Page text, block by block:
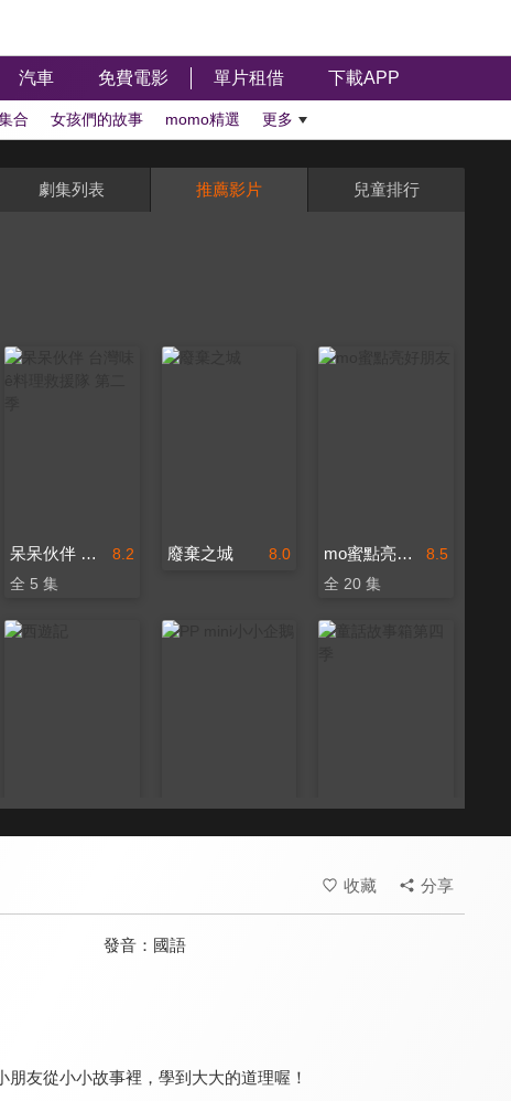
汽車 免費電影 單片租借 下載APP
合 女孩們的故事 momo精選 更多
劇集列表 推薦影片 兒童排行
8.2
呆呆伙伴 台灣味ê料理救援隊 第二季
全 5 集
8.0
廢棄之城 8.5
mo蜜點亮好朋友
全 20 集
收藏 分享
發音： 國語
友從小小故事裡，學到大大的道理喔！